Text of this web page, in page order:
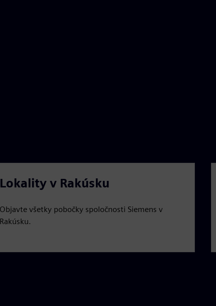
Lokality v Rakúsku
Objavte všetky pobočky spoločnosti Siemens v
Rakúsku.